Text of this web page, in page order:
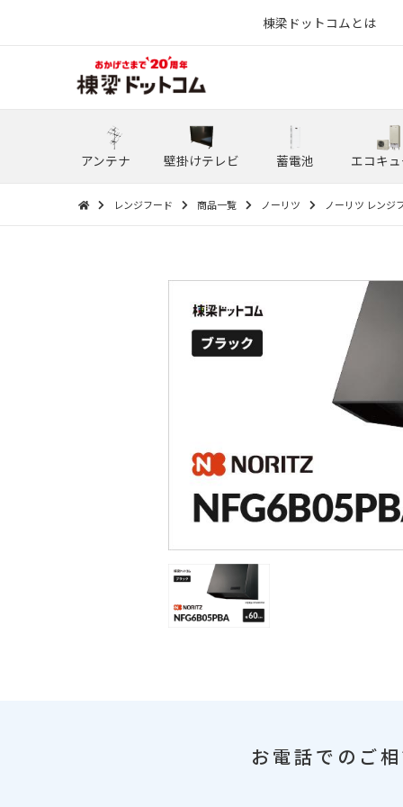
棟梁ドットコムとは
アンテナ 壁掛けテレビ 蓄電池 エコキ
レンジフード 商品一覧 ノーリツ ノーリツ レンジ
お電話でのご